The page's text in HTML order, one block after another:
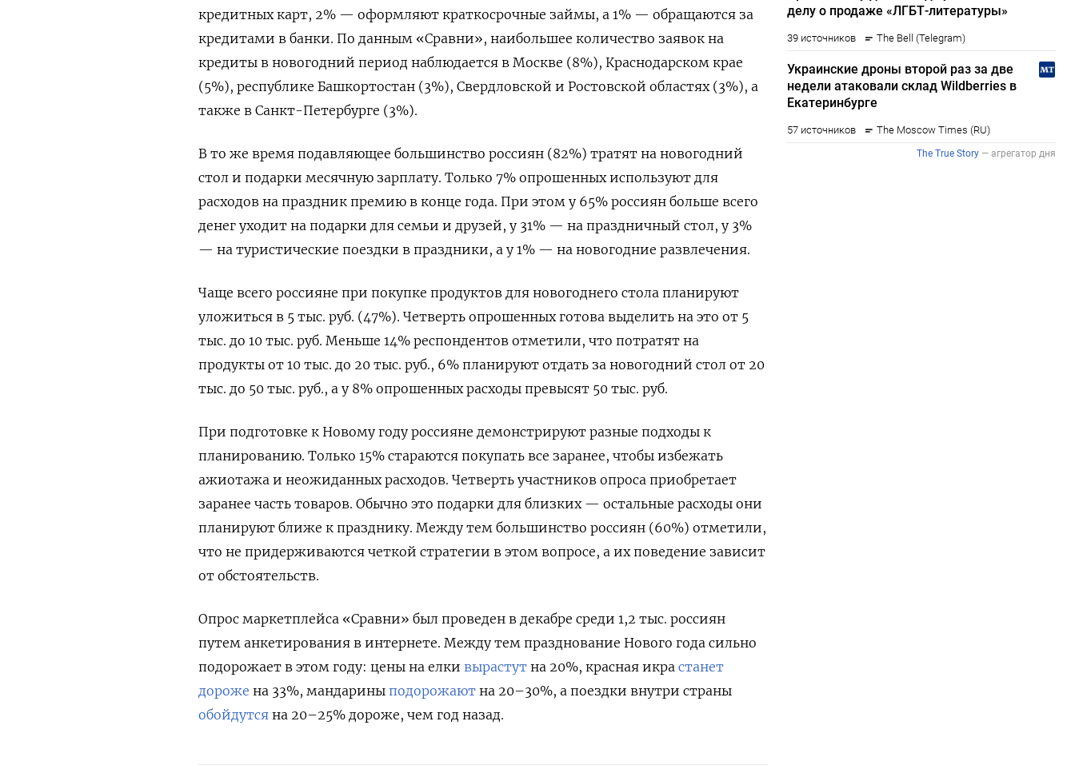
кредитных карт, 2% — оформляют краткосрочные займы, а 1% — обращаются за
кредитами в банки. По данным «Сравни», наибольшее количество заявок на
кредиты в новогодний период наблюдается в Москве (8%), Краснодарском крае
(5%), республике Башкортостан (3%), Свердловской и Ростовской областях (3%), а
также в Санкт-Петербурге (3%).
В то же время подавляющее большинство россиян (82%) тратят на новогодний
стол и подарки месячную зарплату. Только 7% опрошенных используют для
расходов на праздник премию в конце года. При этом у 65% россиян больше всего
денег уходит на подарки для семьи и друзей, у 31% — на праздничный стол, у 3%
— на туристические поездки в праздники, а у 1% — на новогодние развлечения.
Чаще всего россияне при покупке продуктов для новогоднего стола планируют
уложиться в 5 тыс. руб. (47%). Четверть опрошенных готова выделить на это от 5
тыс. до 10 тыс. руб. Меньше 14% респондентов отметили, что потратят на
продукты от 10 тыс. до 20 тыс. руб., 6% планируют отдать за новогодний стол от 20
тыс. до 50 тыс. руб., а у 8% опрошенных расходы превысят 50 тыс. руб.
При подготовке к Новому году россияне демонстрируют разные подходы к
планированию. Только 15% стараются покупать все заранее, чтобы избежать
ажиотажа и неожиданных расходов. Четверть участников опроса приобретает
заранее часть товаров. Обычно это подарки для близких — остальные расходы они
планируют ближе к празднику. Между тем большинство россиян (60%) отметили,
что не придерживаются четкой стратегии в этом вопросе, а их поведение зависит
от обстоятельств.
Опрос маркетплейса «Сравни» был проведен в декабре среди 1,2 тыс. россиян
путем анкетирования в интернете. Между тем празднование Нового года сильно
подорожает в этом году: цены на елки вырастут на 20%, красная икра станет
дороже на 33%, мандарины подорожают на 20–30%, а поездки внутри страны
обойдутся на 20–25% дороже, чем год назад.